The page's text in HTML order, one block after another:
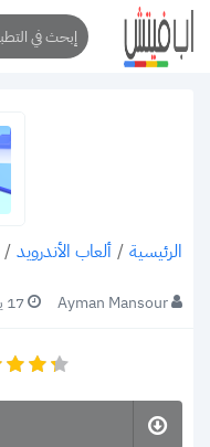
الرئيسية / ألعاب الأندرويد /
Ayman Mansour 17 يناير، 2026